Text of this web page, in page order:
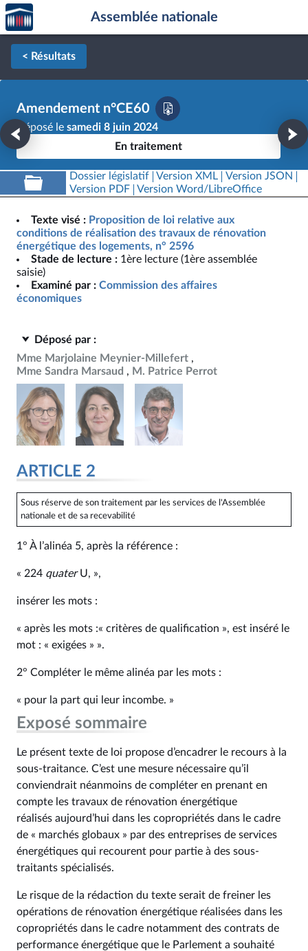
Aller au contenu
Aller en bas de la page
Accèder
à la
page
d'accueil
Assemblée nationale
< Résultats
Amendement n°CE60
Déposé le samedi 8 juin 2024
En traitement
Dossier législatif Version XML
Version JSON
Version PDF
Version Word/LibreOffice
Texte visé : Proposition de loi relative aux
conditions de réalisation des travaux de rénovation
énergétique des logements, n° 2596
Stade de lecture : 1ère lecture (1ère assemblée
saisie)
Examiné par : Commission des affaires
économiques
Déposé par :
Mme Marjolaine Meynier-Millefert
Mme Sandra Marsaud
M. Patrice Perrot
ARTICLE 2
Sous réserve de son traitement par les services de l'Assemblée
nationale et de sa recevabilité
1° À l’alinéa 5, après la référence :
« 224 quaterU, »,
insérer les mots :
« après les mots :« critères de qualification », est inséré le
mot : « exigées » ».
2° Compléter le même alinéa par les mots :
« pour la part qui leur incombe. »
Exposé sommaire
Le présent texte de loi propose d’encadrer le recours à la
sous-traitance. C’est une mesure nécessaire qu’il
conviendrait néanmoins de compléter en prenant en
compte les travaux de rénovation énergétique
réalisés aujourd’hui dans les copropriétés dans le cadre
de « marchés globaux » par des entreprises de services
énergétiques qui recourent pour partie à des sous-
traitants spécialisés.
Le risque de la rédaction du texte serait de freiner les
opérations de rénovation énergétique réalisées dans les
copropriétés dans le cadre notamment des contrats de
performance énergétique que le Parlement a souhaité